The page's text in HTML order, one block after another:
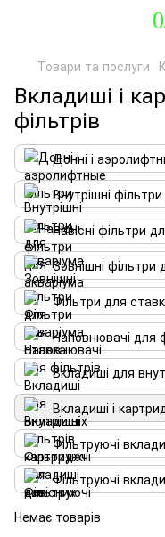
Товари та послуги
Вкладиші і
фільтрів
Донні і
Внутрішні
Навісні фільтри
Зовнішні фільтри
Фільтри для
Наповнювачі для
Вкладиші для
Вкладиші і
Фільтруючі
Немає товарів